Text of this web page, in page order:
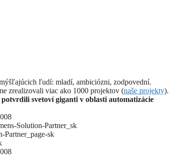
ľudí: mladí, ambiciózni, zodpovední.
zrealizovali viac ako 1000 projektov (naše projekty).
svetoví giganti v oblasti automatizácie